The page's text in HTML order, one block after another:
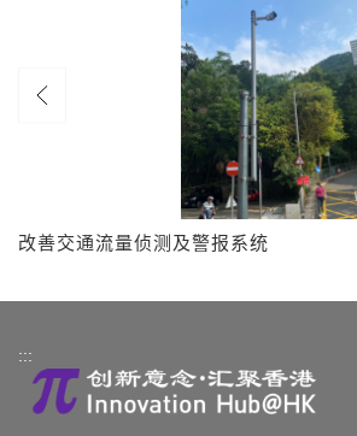
改善交通流量侦测及警报系统
:::